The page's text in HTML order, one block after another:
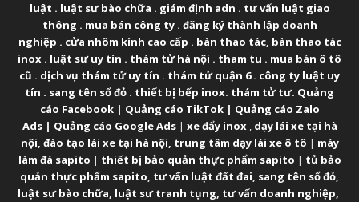
luật . luật sư bào chữa . giám định adn . tư vấn luật giao
thông . mua bán công ty. đăng ký thành lập doanh
nghiệp . cửa nhôm kính cao cấp . bàn thao tác, bàn thao tác
inox . luật sư uy tín . thám tử hà nội . tham tu . mua bán ô tô
cũ . dịch vụ thám tử uy tín . thám tử quận 6. công ty luật uy
tín . sang tên sổ đỏ . thiết bị bếp inox. thám tử tư. Quảng
cáo Facebook| Quảng cáo TikTok| Quảng cáo Zalo
Ads| Quảng cáo Google Ads| xe đẩy inox, dạy lái xe tại hà
nội, đào tạo lái xe tại hà nội, trung tâm dạy lái xe ô tô | máy
làm đá sapito | thiết bị bảo quản thực phẩm sapito | tủ bảo
quản thực phẩm sapito, tư vấn luật đất đai, sang tên sổ đỏ,
luật sư bào chữa, luật sư tranh tụng, tư vấn doanh nghiệp,